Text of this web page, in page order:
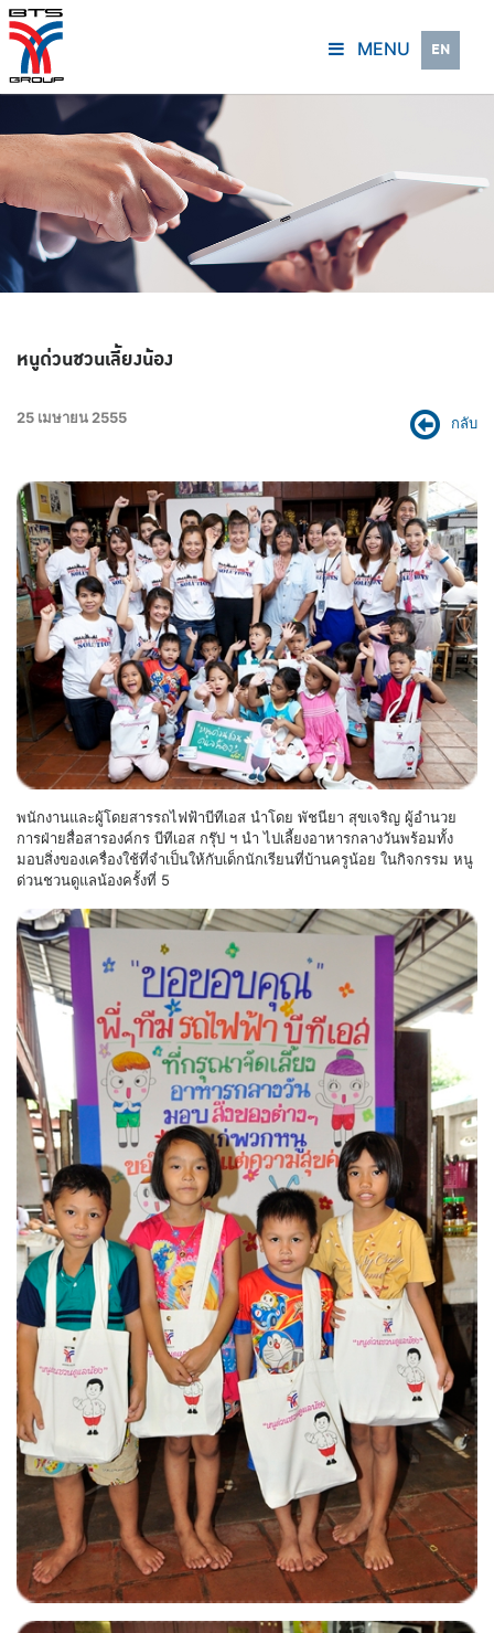
MENU EN
หนูด่วนชวนเลี้ยงน้อง
กลับ
25 เมษายน 2555
พนักงานและผู้โดยสารรถไฟฟ้าบีทีเอส นำโดย พัชนียา สุขเจริญ ผู้อำนวย
การฝ่ายสื่อสารองค์กร บีทีเอส กรุ๊ป ฯ นำ ไปเลี้ยงอาหารกลางวันพร้อมทั้ง
มอบสิ่งของเครื่องใช้ที่จำเป็นให้กับเด็กนักเรียนที่บ้านครูน้อย ในกิจกรรม หนู
ด่วนชวนดูแลน้องครั้งที่ 5